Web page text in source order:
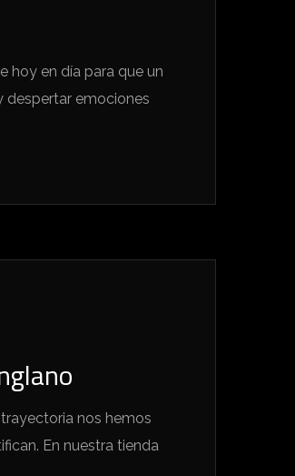
hoy en día para que un
despertar emociones
nos hemos
En nuestra tienda